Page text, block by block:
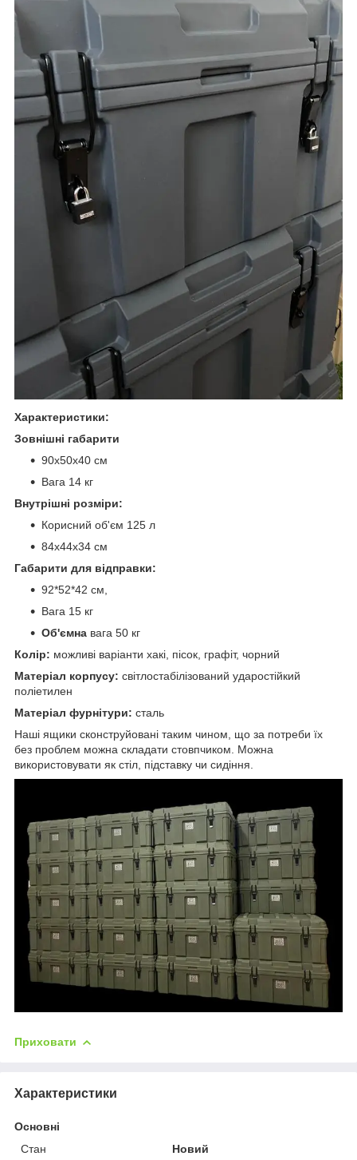
Характеристики:
Зовнішні габарити
90х50х40 см
Вага 14 кг
Внутрішні розміри:
Корисний об'єм 125 л
84х44х34 см
Габарити для відправки:
92*52*42 см,
Вага 15 кг
Об'ємна вага 50 кг
Колір: можливі варіанти хакі, пісок, графіт, чорний
Матеріал корпусу: світлостабілізований ударостійкий
поліетилен
Матеріал фурнітури: сталь
Наші ящики сконструйовані таким чином, що за потреби їх
без проблем можна складати стовпчиком. Можна
використовувати як стіл, підставку чи сидіння.
Приховати
Характеристики
Основні
Стан
Новий